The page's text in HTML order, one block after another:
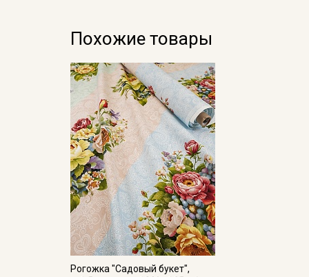
Похожие товары
Рогожка "Садовый букет",